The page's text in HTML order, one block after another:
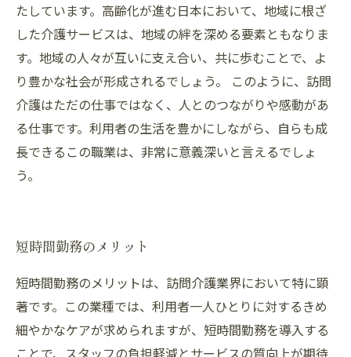
たしています。高齢化が進む日本において、地域に根ざ
した介護サービスは、地域の絆を深める要素ともなりま
す。地域の人々が互いに支え合い、共に歩むことで、よ
り豊かな社会が形成されるでしょう。 このように、訪問
介護はただの仕事ではなく、人とのつながりや感動があ
る仕事です。利用者の生活を豊かにしながら、自らも成
長できるこの職業は、非常に意義深いと言えるでしょ
う。
短時間勤務のメリット
短時間勤務のメリットは、訪問介護業界において特に顕
著です。この業種では、利用者一人ひとりに対するきめ
細やかなケアが求められますが、短時間勤務を導入する
ことで、スタッフの負担軽減とサービスの質向上が期待